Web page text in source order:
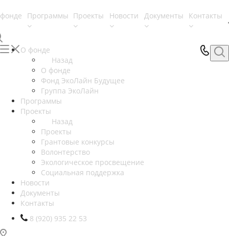
Программы Проекты Новости Документы Контакты
О фонде
Назад
О фонде
Фонд ЭкоЛайн Будущее
Группа ЭкоЛайн
Программы
Проекты
Назад
Проекты
Грантовые конкурсы
Волонтерство
Экологическое просвещение
Социальная поддержка
Новости
Документы
Контакты
8 (920) 935 22 53